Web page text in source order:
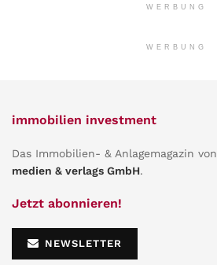
WERBUNG
WERBUNG
immobilien investment
Das Immobilien- & Anlagemagazin von
medien & verlags GmbH.
Jetzt abonnieren!
NEWSLETTER